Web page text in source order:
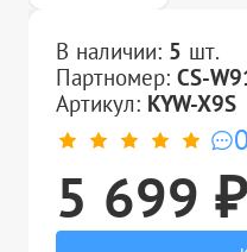
В наличии: 5 шт.
Партномер:CS-
Артикул: KYW-X9S
0
5 699 ₽